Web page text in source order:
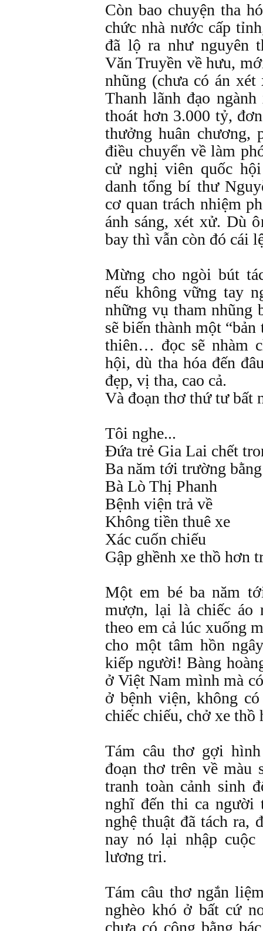
Còn bao chuyện tha
chức nhà nước cấp
đã lộ ra như nguyên
Văn Truyền về hưu,
nhũng (chưa có án
Thanh lãnh đạo
thoát hơn 3.000 tỷ,
thưởng huân chương,
điều chuyển về làm
cử nghị viên quốc
danh tổng bí thư
cơ quan trách nhiệm
ánh sáng, xét xử. Dù
bay thì vẫn còn đó cái
Mừng cho ngòi bút
nếu không vững tay
những vụ tham nhũng
sẽ biến thành một
thiên… đọc sẽ nhàm
hội, dù tha hóa đến
đẹp, vị tha, cao cả.
Và đoạn thơ thứ tư bất
Tôi nghe...
Đứa trẻ Gia Lai chết
Ba năm tới trường
Bà Lò Thị Phanh
Bệnh viện trả về
Không tiền thuê xe
Xác cuốn chiếu
Gập ghềnh xe thồ hơn
Một em bé ba năm
mượn, lại là chiếc áo
theo em cả lúc xuống
cho một tâm hồn
kiếp người! Bàng
ở Việt Nam mình mà
ở bệnh viện, không
chiếc chiếu, chở xe thồ
Tám câu thơ gợi
đoạn thơ trên về màu
tranh toàn cảnh sinh
nghĩ đến thi ca người
nghệ thuật đã tách ra,
nay nó lại nhập
lương tri.
Tám câu thơ ngắn
nghèo khó ở bất cứ
chưa có công bằng